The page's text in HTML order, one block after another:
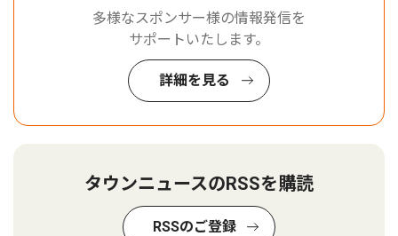
多様なスポンサー様の情報発信を
サポートいたします。
詳細を見る
タウンニュースのRSSを購読
RSSのご登録